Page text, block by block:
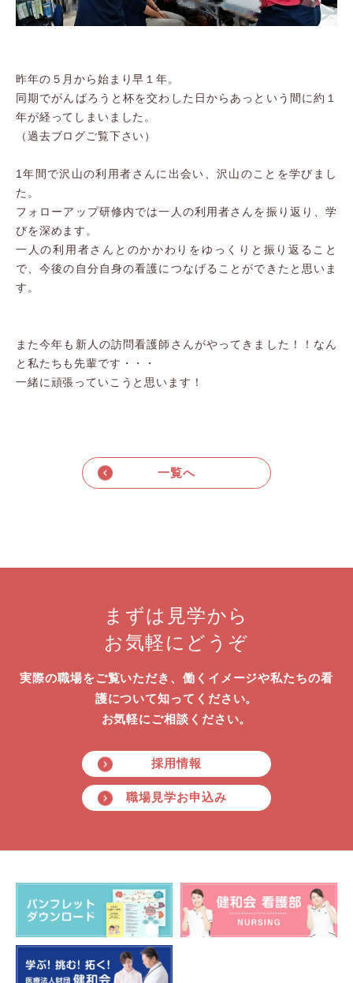
昨年の５月から始まり早１年。
同期でがんばろうと杯を交わした日からあっという間に約１
年が経ってしまいました。
（過去ブログご覧下さい）
1年間で沢山の利用者さんに出会い、沢山のことを学びまし
た。
フォローアップ研修内では一人の利用者さんを振り返り、学
びを深めます。
一人の利用者さんとのかかわりをゆっくりと振り返ること
で、今後の自分自身の看護につなげることができたと思いま
す。
また今年も新人の訪問看護師さんがやってきました！！なん
と私たちも先輩です・・・
一緒に頑張っていこうと思います！
一覧へ
まずは見学から
お気軽にどうぞ
実際の職場をご覧いただき、働くイメージや私たちの看
護について知ってください。
お気軽にご相談ください。
採用情報
職場見学お申込み